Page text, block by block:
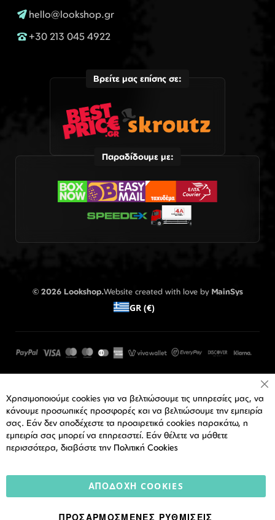
hello@lookshop.gr
+30 213 045 4922
Βρείτε μας επίσης σε:
Παραδίδουμε με:
© 2026 Lookshop.Website created with love by MainSys
GR (€)
Χρησιμοποιούμε cookies για να βελτιώσουμε τις υπηρεσίες μας, να
κάνουμε προσωπικές προσφορές και να βελτιώσουμε την εμπειρία
σας. Εάν δεν αποδέχεστε τα προαιρετικά cookies παρακάτω, η
εμπειρία σας μπορεί να επηρεαστεί. Εάν θέλετε να μάθετε
περισσότερα, διαβάστε την Πολιτική Cookies
ΑΠΟΔΟΧΉ COOKIES
ΠΡΟΣΑΡΜΟΣΜΈΝΕΣ ΡΥΘΜΊΣΕΙΣ